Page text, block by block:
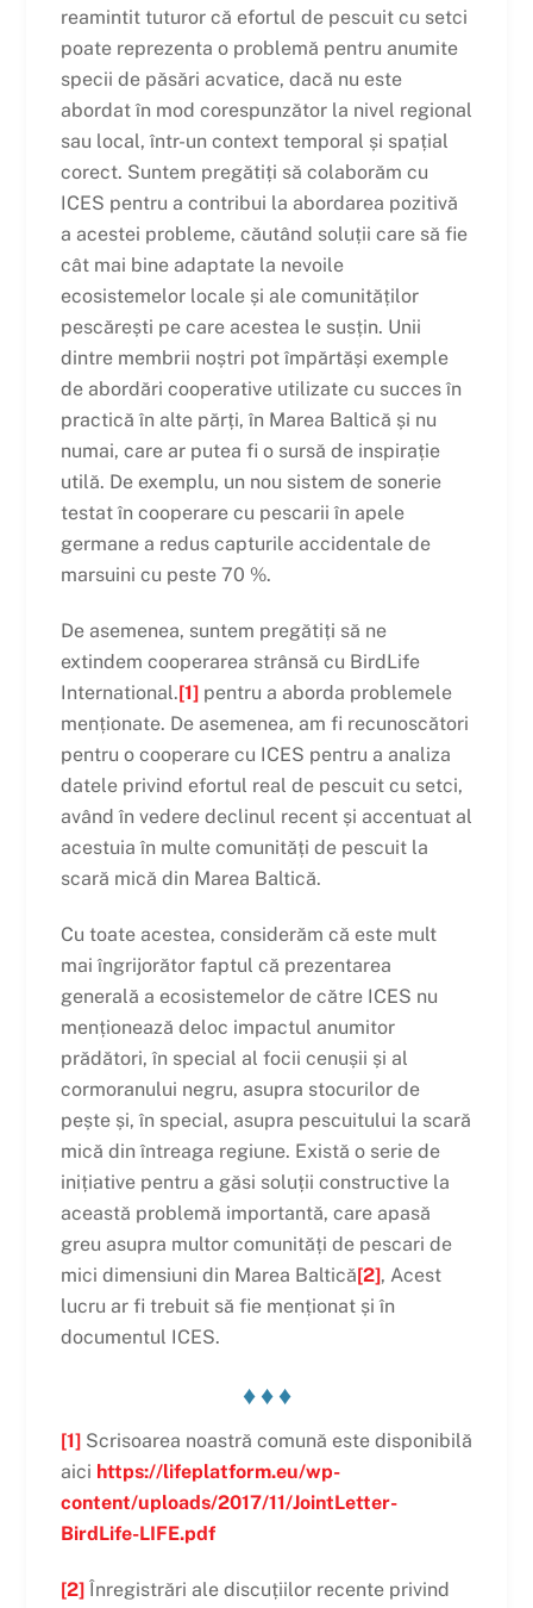
reamintit tuturor că efortul de pescuit cu setci
poate reprezenta o problemă pentru anumite
specii de păsări acvatice, dacă nu este
abordat în mod corespunzător la nivel regional
sau local, într-un context temporal și spațial
corect. Suntem pregătiți să colaborăm cu
ICES pentru a contribui la abordarea pozitivă
a acestei probleme, căutând soluții care să fie
cât mai bine adaptate la nevoile
ecosistemelor locale și ale comunităților
pescărești pe care acestea le susțin. Unii
dintre membrii noștri pot împărtăși exemple
de abordări cooperative utilizate cu succes în
practică în alte părți, în Marea Baltică și nu
numai, care ar putea fi o sursă de inspirație
utilă. De exemplu, un nou sistem de sonerie
testat în cooperare cu pescarii în apele
germane a redus capturile accidentale de
marsuini cu peste 70 %.
De asemenea, suntem pregătiți să ne
extindem cooperarea strânsă cu BirdLife
International.[1]pentru a aborda problemele
menționate. De asemenea, am fi recunoscători
pentru o cooperare cu ICES pentru a analiza
datele privind efortul real de pescuit cu setci,
având în vedere declinul recent și accentuat al
acestuia în multe comunități de pescuit la
scară mică din Marea Baltică.
Cu toate acestea, considerăm că este mult
mai îngrijorător faptul că prezentarea
generală a ecosistemelor de către ICES nu
menționează deloc impactul anumitor
prădători, în special al focii cenușii și al
cormoranului negru, asupra stocurilor de
pește și, în special, asupra pescuitului la scară
mică din întreaga regiune. Există o serie de
inițiative pentru a găsi soluții constructive la
această problemă importantă, care apasă
greu asupra multor comunități de pescari de
mici dimensiuni din Marea Baltică[2], Acest
lucru ar fi trebuit să fie menționat și în
documentul ICES.
♦ ♦ ♦
[1] Scrisoarea noastră comună este disponibilă
aici https://lifeplatform.eu/wp-
content/uploads/2017/11/JointLetter-
BirdLife-LIFE.pdf
[2]Înregistrări ale discuțiilor recente privind